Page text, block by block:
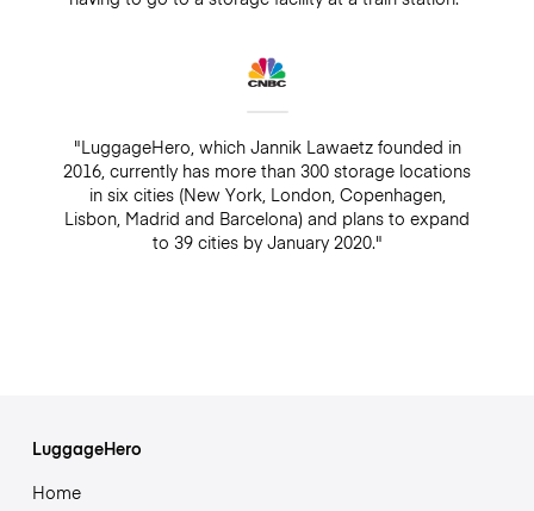
"LuggageHero, which Jannik Lawaetz founded in
2016, currently has more than 300 storage locations
in six cities (New York, London, Copenhagen,
Lisbon, Madrid and Barcelona) and plans to expand
to 39 cities by January 2020."
LuggageHero
Home